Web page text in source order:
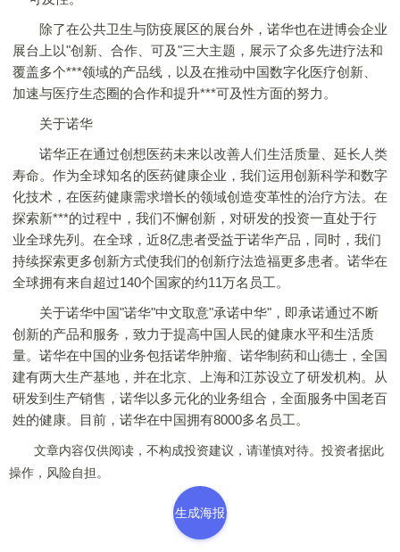
除了在公共卫生与防疫展区的展台外，诺华也在进博会企业
展台上以"创新、合作、可及"三大主题，展示了众多先进疗法和
覆盖多个***领域的产品线，以及在推动中国数字化医疗创新、
加速与医疗生态圈的合作和提升***可及性方面的努力。
关于诺华
诺华正在通过创想医药未来以改善人们生活质量、延长人类
寿命。作为全球知名的医药健康企业，我们运用创新科学和数字
化技术，在医药健康需求增长的领域创造变革性的治疗方法。在
探索新***的过程中，我们不懈创新，对研发的投资一直处于行
业全球先列。在全球，近8亿患者受益于诺华产品，同时，我们
持续探索更多创新方式使我们的创新疗法造福更多患者。诺华在
全球拥有来自超过140个国家的约11万名员工。
关于诺华中国"诺华"中文取意"承诺中华"，即承诺通过不断
创新的产品和服务，致力于提高中国人民的健康水平和生活质
量。诺华在中国的业务包括诺华肿瘤、诺华制药和山德士，全国
建有两大生产基地，并在北京、上海和江苏设立了研发机构。从
研发到生产销售，诺华以多元化的业务组合，全面服务中国老百
姓的健康。目前，诺华在中国拥有8000多名员工。
文章内容仅供阅读，不构成投资建议，请谨慎对待。投资者据此
操作，风险自担。
生成海报